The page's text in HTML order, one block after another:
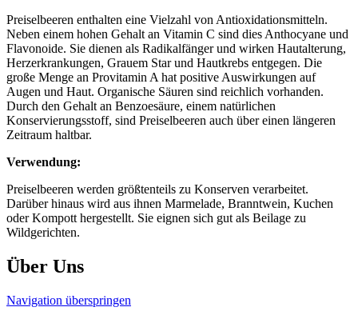
Preiselbeeren enthalten eine Vielzahl von Antioxidationsmitteln.
Neben einem hohen Gehalt an Vitamin C sind dies Anthocyane und
Flavonoide. Sie dienen als Radikalfänger und wirken Hautalterung,
Herzerkrankungen, Grauem Star und Hautkrebs entgegen. Die
große Menge an Provitamin A hat positive Auswirkungen auf
Augen und Haut. Organische Säuren sind reichlich vorhanden.
Durch den Gehalt an Benzoesäure, einem natürlichen
Konservierungsstoff, sind Preiselbeeren auch über einen längeren
Zeitraum haltbar.
Verwendung:
Preiselbeeren werden größtenteils zu Konserven verarbeitet.
Darüber hinaus wird aus ihnen Marmelade, Branntwein, Kuchen
oder Kompott hergestellt. Sie eignen sich gut als Beilage zu
Wildgerichten.
Über Uns
Navigation überspringen